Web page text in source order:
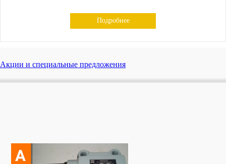
Подробнее
Акции и специальные предложения